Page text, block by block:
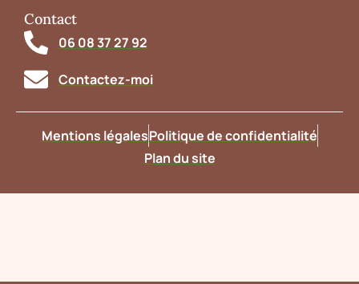
Contact
06 08 37 27 92
Contactez-moi
Mentions légalesPolitique de confidentialité
Plan du site